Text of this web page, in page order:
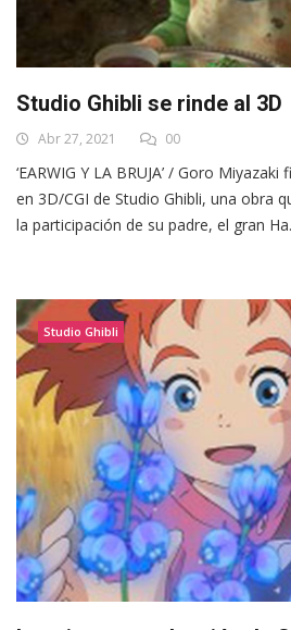
Studio Ghibli se rinde al 3D
Abr 27, 2021 00
‘EARWIG Y LA BRUJA’ / Goro
en 3D/CGI de Studio Ghibli, una obra
la participación de su padre, el gran
Studio Ghibli